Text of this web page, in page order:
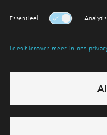
6 dagen per